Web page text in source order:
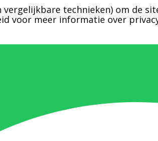
technieken) om de
voor meer informatie over